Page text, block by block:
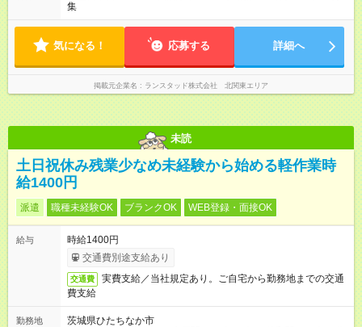
集
気になる！ 応募する 詳細へ
掲載元企業名 ランスタッド株式会社 北関東エリア
未読
土日祝休み残業少なめ未経験から始める軽作業時
給1400円
派遣 職種未経験OK ブランクOK WEB登録・面接OK
給与
時給1400円
交通費別途支給あり
交通費
実費支給／当社規定あり。ご自宅から勤務地までの交通
費支給
勤務地
茨城県ひたちなか市